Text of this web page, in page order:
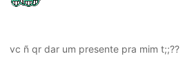
vc ñ qr dar um presente pra mim t;;??